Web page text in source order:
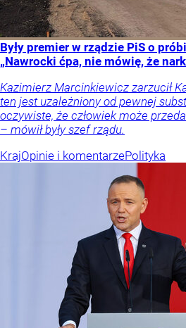
Były premier w rządzie PiS o
„Nawrocki ćpa, nie mówię, że
Kazimierz Marcinkiewicz zarzucił
ten jest uzależniony od pewnej
oczywiste, że człowiek może
– mówił były szef rządu.
KrajOpinie i komentarzePolityka